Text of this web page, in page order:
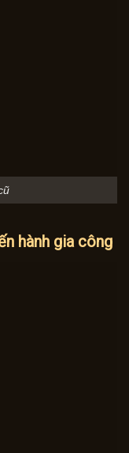
hành gia công